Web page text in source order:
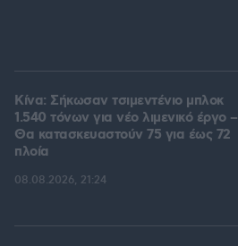
Κίνα: Σήκωσαν τσιμεντένιο μπλοκ
1.540 τόνων για νέο λιμενικό έργο –
Θα κατασκευαστούν 75 για έως 72
πλοία
08.08.2026, 21:24